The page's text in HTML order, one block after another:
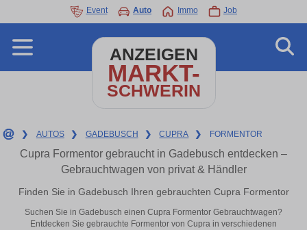
Event Auto Immo Job
ANZEIGEN
MARKT-
SCHWERIN
❯ AUTOS ❯ GADEBUSCH ❯ CUPRA ❯ FORMENTOR
Cupra Formentor gebraucht in Gadebusch entdecken –
Gebrauchtwagen von privat & Händler
Finden Sie in Gadebusch Ihren gebrauchten Cupra Formentor
Suchen Sie in Gadebusch einen Cupra Formentor Gebrauchtwagen?
Entdecken Sie gebrauchte Formentor von Cupra in verschiedenen